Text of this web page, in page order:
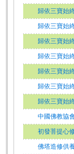
歸依三寶始
歸依三寶始
歸依三寶始
歸依三寶始
歸依三寶始
歸依三寶始
歸依三寶始
中國佛教協
初發菩提心
佛塔造修供